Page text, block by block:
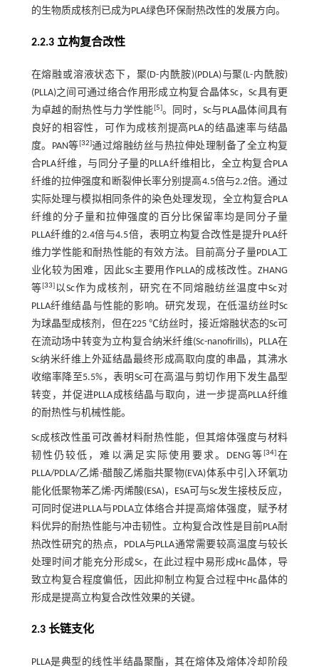
的生物质成核剂已成为PLA绿色环保耐热改性的发展方向。
2.2.3 立构复合改性
在熔融或溶液状态下，聚(D-内酰胺)(PDLA)与聚(L-内酰胺)
(PLLA)之间可通过络合作用形成立构复合晶体Sc，Sc具有更
为卓越的耐热性与力学性能[5]。同时，Sc与PLA晶体间具有
良好的相容性，可作为成核剂提高PLA的结晶速率与结晶
度。PAN等[32]通过熔融纺丝与热拉伸处理制备了全立构复
合PLA纤维，与同分子量的PLLA纤维相比，全立构复合PLA
纤维的拉伸强度和断裂伸长率分别提高4.5倍与2.2倍。通过
实际处理与模拟相同条件的染色处理发现，全立构复合PLA
纤维的分子量和拉伸强度的百分比保留率均是同分子量
PLLA纤维的2.4倍与4.5倍，表明立构复合改性是提升PLA纤
维力学性能和耐热性能的有效方法。目前高分子量PDLA工
业化较为困难，因此Sc主要用作PLLA的成核改性。ZHANG
等[33]以Sc作为成核剂，研究在不同熔融纺丝温度中Sc对
PLLA纤维结晶与性能的影响。研究发现，在低温纺丝时Sc
为球晶型成核剂，但在225 ℃纺丝时，接近熔融状态的Sc可
在流动场中转变为立构复合纳米纤维(Sc-nanofirills)，PLLA在
Sc纳米纤维上外延结晶最终形成高取向度的串晶，其沸水
收缩率降至5.5%，表明Sc可在高温与剪切作用下发生晶型
转变，并促进PLLA成核结晶与取向，进一步提高PLLA纤维
的耐热性与机械性能。
Sc成核改性虽可改善材料耐热性能，但其熔体强度与材料
韧性仍较低，难以满足实际使用要求。DENG等[34] 在
PLLA/PDLA/乙烯-醋酸乙烯脂共聚物(EVA)体系中引入环氧功
能化低聚物苯乙烯-丙烯酸(ESA)，ESA可与Sc发生接枝反应，
可同时促进PLLA与PDLA立体络合并提高熔体强度，赋予材
料优异的耐热性能与冲击韧性。立构复合改性是目前PLA耐
热改性研究的热点，PDLA与PLLA通常需要较高温度与较长
处理时间才能充分形成Sc，在此过程中易形成Hc晶体，导
致立构复合程度偏低，因此抑制立构复合过程中Hc晶体的
形成是提高立构复合改性效果的关键。
2.3 长链支化
PLLA是典型的线性半结晶聚酯，其在熔体及熔体冷却阶段